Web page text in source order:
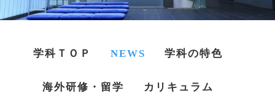
学科ＴＯＰ NEWS 学科の特色
海外研修・留学 カリキュラム